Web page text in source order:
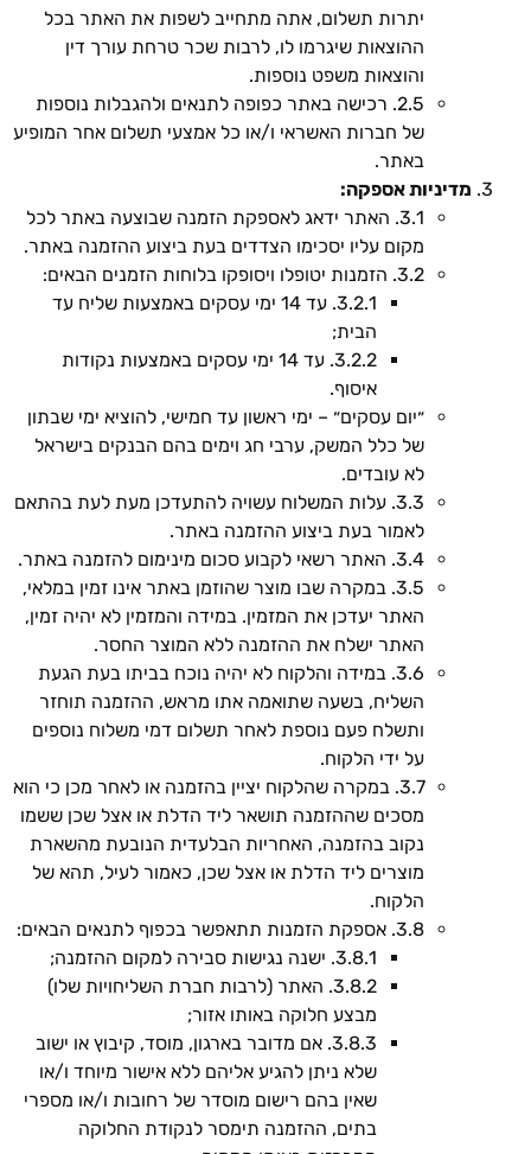
יתרות תשלום, אתה מתחייב לשפות את האתר בכל
ההוצאות שיגרמו לו, לרבות שכר טרחת עורך דין
והוצאות משפט נוספות.
2.5. רכישה באתר כפופה לתנאים ולהגבלות נוספות
של חברות האשראי ו/או כל אמצעי תשלום אחר המופיע
באתר.
מדיניות אספקה:
3.1. האתר ידאג לאספקת הזמנה שבוצעה באתר לכל
מקום עליו יסכימו הצדדים בעת ביצוע ההזמנה באתר.
3.2. הזמנות יטופלו ויסופקו בלוחות הזמנים הבאים:
3.2.1. עד 14 ימי עסקים באמצעות שליח עד
הבית;
3.2.2. עד 14 ימי עסקים באמצעות נקודות
איסוף.
״יום עסקים״ – ימי ראשון עד חמישי, להוציא ימי שבתון
של כלל המשק, ערבי חג וימים בהם הבנקים בישראל
לא עובדים.
3.3. עלות המשלוח עשויה להתעדכן מעת לעת בהתאם
לאמור בעת ביצוע ההזמנה באתר.
3.4. האתר רשאי לקבוע סכום מינימום להזמנה באתר.
3.5. במקרה שבו מוצר שהוזמן באתר אינו זמין במלאי,
האתר יעדכן את המזמין. במידה והמזמין לא יהיה זמין,
האתר ישלח את ההזמנה ללא המוצר החסר.
3.6. במידה והלקוח לא יהיה נוכח בביתו בעת הגעת
השליח, בשעה שתואמה אתו מראש, ההזמנה תוחזר
ותשלח פעם נוספת לאחר תשלום דמי משלוח נוספים
על ידי הלקוח.
3.7. במקרה שהלקוח יציין בהזמנה או לאחר מכן כי הוא
מסכים שההזמנה תושאר ליד הדלת או אצל שכן ששמו
נקוב בהזמנה, האחריות הבלעדית הנובעת מהשארת
מוצרים ליד הדלת או אצל שכן, כאמור לעיל, תהא של
הלקוח.
3.8. אספקת הזמנות תתאפשר בכפוף לתנאים הבאים:
3.8.1. ישנה נגישות סבירה למקום ההזמנה;
3.8.2. האתר (לרבות חברת השליחויות שלו)
מבצע חלוקה באותו אזור;
3.8.3. אם מדובר בארגון, מוסד, קיבוץ או ישוב
שלא ניתן להגיע אליהם ללא אישור מיוחד ו/או
שאין בהם רישום מוסדר של רחובות ו/או מספרי
בתים, ההזמנה תימסר לנקודת החלוקה